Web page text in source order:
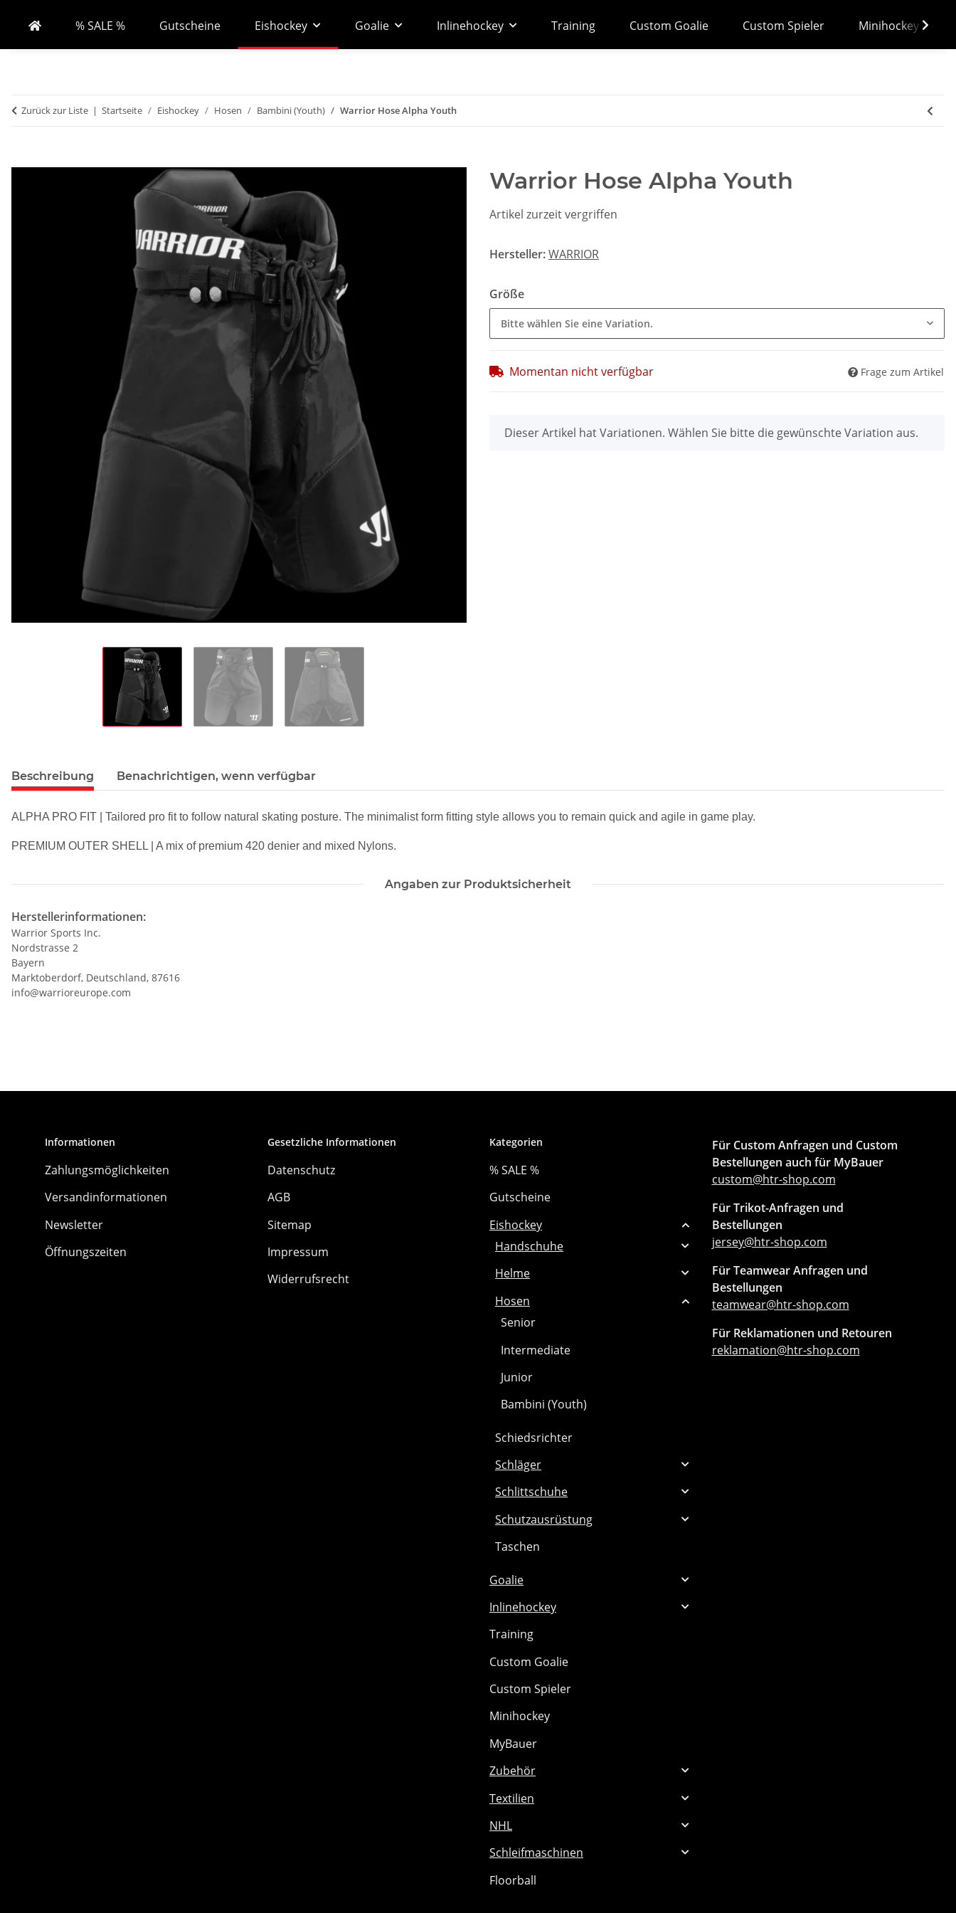
% SALE % Gutscheine Eishockey Goalie Inlinehockey Training Custom Goalie Custom Spieler Minihockey
Zurück zur Liste Startseite Eishockey Hosen Bambini (Youth) Warrior Hose Alpha Youth
Warrior Hose Alpha Youth
Artikel zurzeit vergriffen
Hersteller:WARRIOR
Größe
Bitte wählen Sie eine Variation.
Momentan nicht verfügbar Frage zum Artikel
x
Dieser Artikel hat Variationen. Wählen Sie bitte die gewünschte Variation aus.
Beschreibung Benachrichtigen, wenn verfügbar
ALPHA PRO FIT | Tailored pro fit to follow natural skating posture. The minimalist form fitting style allows you to remain quick and agile in game play.
PREMIUM OUTER SHELL | A mix of premium 420 denier and mixed Nylons.
Angaben zur Produktsicherheit
Herstellerinformationen:
Warrior Sports Inc.
Nordstrasse 2
Bayern
Marktoberdorf, Deutschland, 87616
info@warrioreurope.com
Informationen
Zahlungsmöglichkeiten
Versandinformationen
Newsletter
Öffnungszeiten
Gesetzliche Informationen
Datenschutz
AGB
Sitemap
Impressum
Widerrufsrecht
Kategorien
% SALE %
Gutscheine
Eishockey
Handschuhe
Helme
Hosen
Senior
Intermediate
Junior
Bambini (Youth)
Schiedsrichter
Schläger
Schlittschuhe
Schutzausrüstung
Taschen
Goalie
Inlinehockey
Training
Custom Goalie
Custom Spieler
Minihockey
MyBauer
Zubehör
Textilien
NHL
Schleifmaschinen
Floorball
Für Custom Anfragen und Custom
Bestellungen auch für MyBauer
custom@htr-shop.com
Für Trikot-Anfragen und
Bestellungen
jersey@htr-shop.com
Für Teamwear Anfragen und
Bestellungen
teamwear@htr-shop.com
Für Reklamationen und Retouren
reklamation@htr-shop.com